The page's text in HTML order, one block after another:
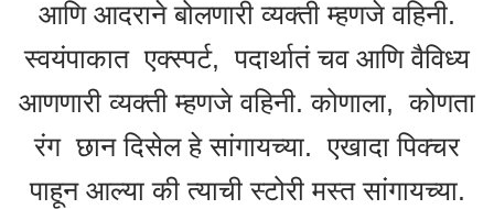
आणि आदराने बोलणारी व्यक्ती म्हणजे वहिनी.
स्वयंपाकात एक्स्पर्ट, पदार्थातं चव आणि वैविध्य
आणणारी व्यक्ती म्हणजे वहिनी. कोणाला, कोणता
रंग छान दिसेल हे सांगायच्या. एखादा पिक्चर
पाहून आल्या की त्याची स्टोरी मस्त सांगायच्या.